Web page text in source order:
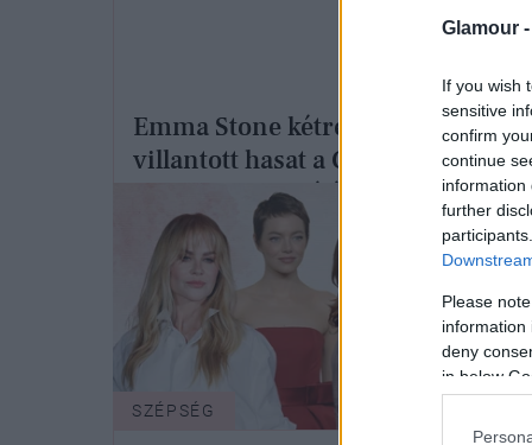
Glamour -
If you wish
sensitive
confirm
continue
information
further
Please
information
deny
in below
Emma Stone kétrészes szettben
villantott hasat a Golden Globe-
minden porcikájából sugárzik a
kifinomultság
SZÉPSÉG